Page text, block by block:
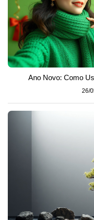
Ano Novo: Como
26/